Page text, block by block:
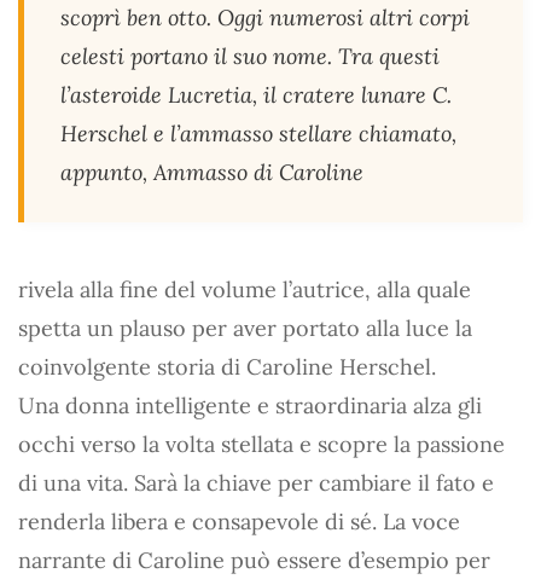
scoprì ben otto. Oggi numerosi altri corpi
celesti portano il suo nome. Tra questi
l’asteroide Lucretia, il cratere lunare C.
Herschel e l’ammasso stellare chiamato,
appunto, Ammasso di Caroline
rivela alla fine del volume l’autrice, alla quale
spetta un plauso per aver portato alla luce la
coinvolgente storia di Caroline Herschel.
Una donna intelligente e straordinaria alza gli
occhi verso la volta stellata e scopre la passione
di una vita. Sarà la chiave per cambiare il fato e
renderla libera e consapevole di sé. La voce
narrante di Caroline può essere d’esempio per